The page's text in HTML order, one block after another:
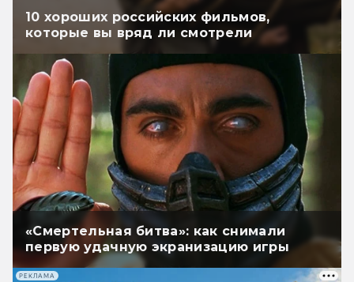
10 хороших российских фильмов,
которые вы вряд ли смотрели
«Смертельная битва»: как снимали
первую удачную экранизацию игры
РЕКЛАМА